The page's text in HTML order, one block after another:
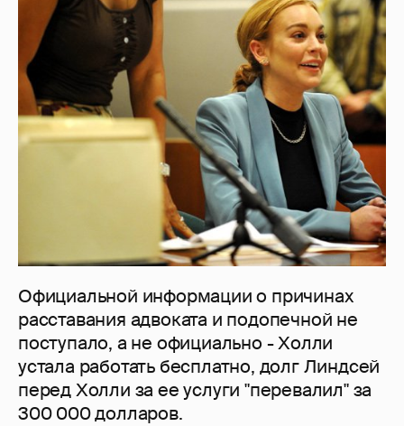
Официальной информации о причинах
расставания адвоката и подопечной не
поступало, а не официально - Холли
устала работать бесплатно, долг Линдсей
перед Холли за ее услуги "перевалил" за
300 000 долларов.